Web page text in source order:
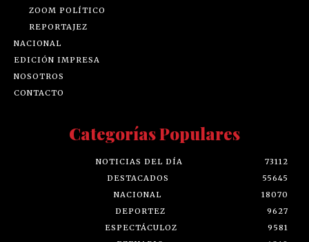
ZOOM POLÍTICO
REPORTAJEZ
NACIONAL
EDICIÓN IMPRESA
NOSOTROS
CONTACTO
Categorías Populares
NOTICIAS DEL DÍA
73112
DESTACADOS
55645
NACIONAL
18070
DEPORTEZ
9627
ESPECTÁCULOZ
9581